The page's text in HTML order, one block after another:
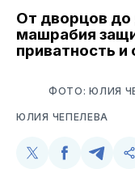
От дворцов
машрабия
приватность
ФОТО: ЮЛИЯ
ЮЛИЯ ЧЕПЕЛЕВА
Поделиться
Поделиться